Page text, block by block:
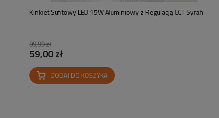
Kinkiet Sufitowy LED 15W Aluminiowy z Regulacją CCT Syrah
99,99 zł
59,00 zł
DODAJ DO KOSZYKA